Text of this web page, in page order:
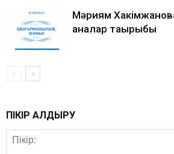
Мәриям
аналар тақырыбы
ПІКІР ҚАЛДЫРУ